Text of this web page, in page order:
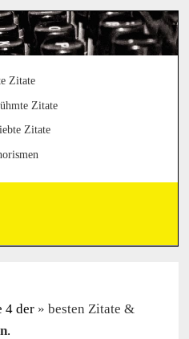
Zitate
Zitate
Zitate
4 der
besten Zitate &
.